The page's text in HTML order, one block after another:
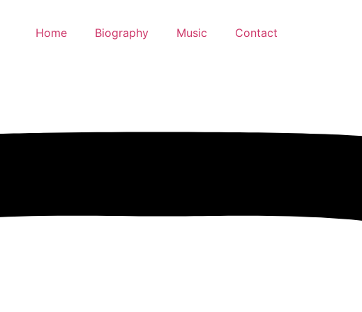
Home Biography Music
Contact